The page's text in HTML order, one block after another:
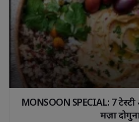
“दाँत ही नहीं, जीभ की सफाई
नजरअंदाज़